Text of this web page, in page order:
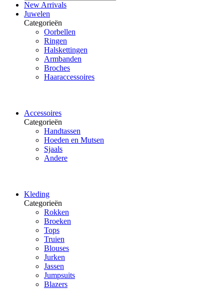
New Arrivals
Juwelen
Categorieën
Oorbellen
Ringen
Halskettingen
Armbanden
Broches
Haaraccessoires
Accessoires
Categorieën
Handtassen
Hoeden en Mutsen
Sjaals
Andere
Kleding
Categorieën
Rokken
Broeken
Tops
Truien
Blouses
Jurken
Jassen
Jumpsuits
Blazers